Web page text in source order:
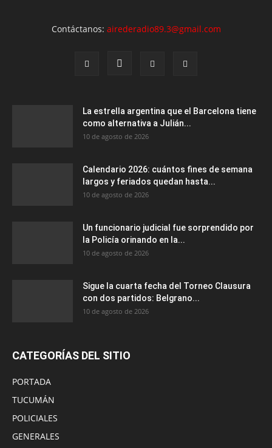
Contáctanos: airederadio89.3@gmail.com
La estrella argentina que el Barcelona tiene
como alternativa a Julián...
10 de agosto de 2026
Calendario 2026: cuántos fines de semana
largos y feriados quedan hasta...
10 de agosto de 2026
Un funcionario judicial fue sorprendido por
la Policía orinando en la...
10 de agosto de 2026
Sigue la cuarta fecha del Torneo Clausura
con dos partidos: Belgrano...
10 de agosto de 2026
CATEGORÍAS DEL SITIO
PORTADA
TUCUMÁN
POLICIALES
GENERALES